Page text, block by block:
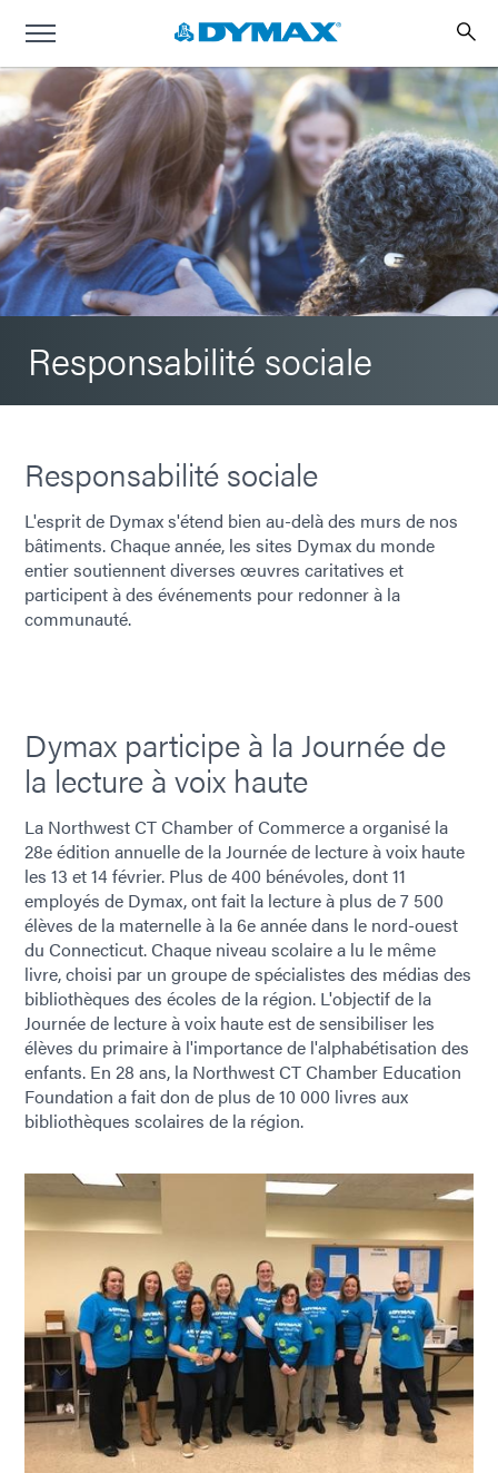
Responsabilité sociale
Responsabilité sociale
L'esprit de Dymax s'étend bien au-delà des murs de nos
bâtiments. Chaque année, les sites Dymax du monde
entier soutiennent diverses œuvres caritatives et
participent à des événements pour redonner à la
communauté.
Dymax participe à la Journée de
la lecture à voix haute
La Northwest CT Chamber of Commerce a organisé la
28e édition annuelle de la Journée de lecture à voix haute
les 13 et 14 février. Plus de 400 bénévoles, dont 11
employés de Dymax, ont fait la lecture à plus de 7 500
élèves de la maternelle à la 6e année dans le nord-ouest
du Connecticut. Chaque niveau scolaire a lu le même
livre, choisi par un groupe de spécialistes des médias des
bibliothèques des écoles de la région. L'objectif de la
Journée de lecture à voix haute est de sensibiliser les
élèves du primaire à l'importance de l'alphabétisation des
enfants. En 28 ans, la Northwest CT Chamber Education
Foundation a fait don de plus de 10 000 livres aux
bibliothèques scolaires de la région.